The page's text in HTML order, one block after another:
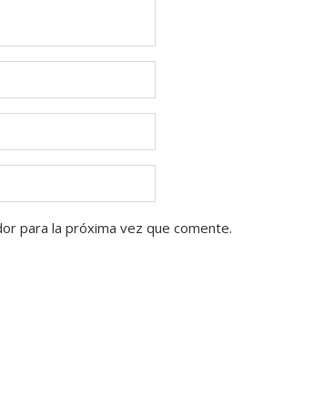
para la próxima vez que comente.